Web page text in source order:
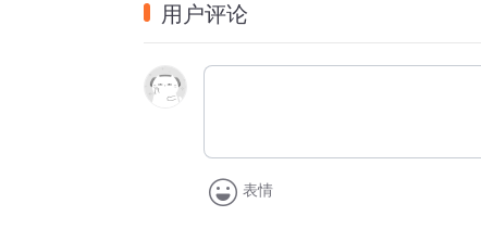
用户评论
表情